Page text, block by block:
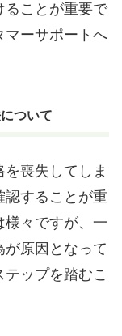
ることが重要で
マーサポートへ
ついて
喪失してしま
認することが重
様々ですが、一
原因となって
ップを踏むこ